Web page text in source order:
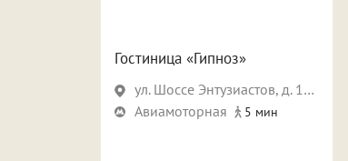
Гостиница «Гипноз»
ул. Шоссе Энтузиастов, д. 11А, корп. 3
Авиамоторная
5 мин